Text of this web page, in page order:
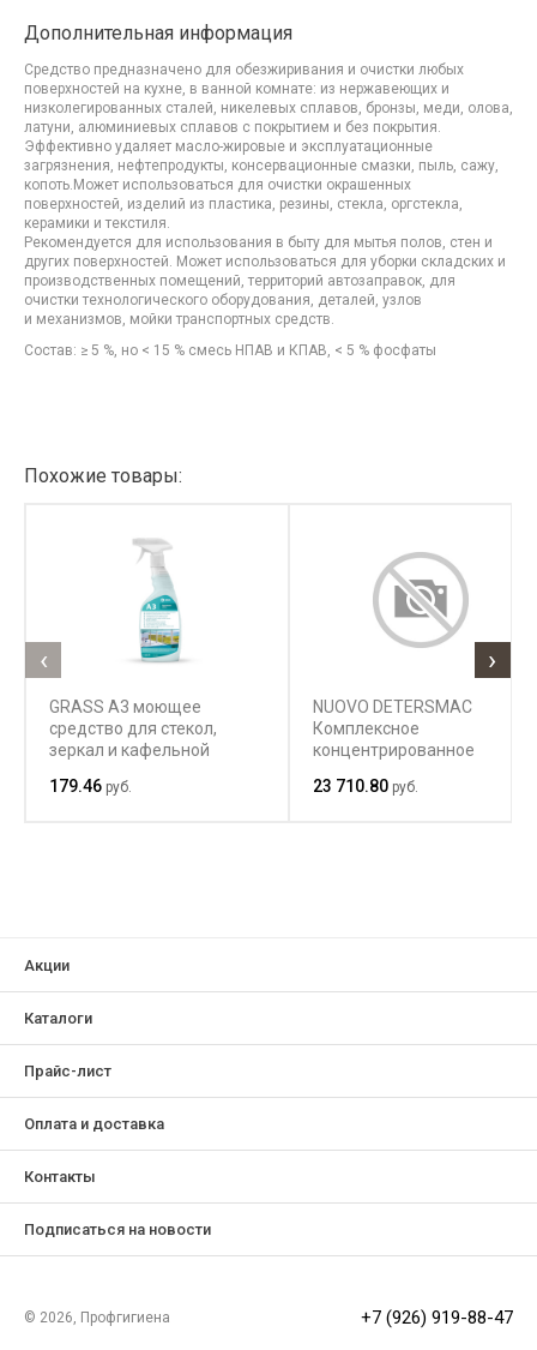
Дополнительная информация
Средство предназначено для обезжиривания и очистки любых
поверхностей на кухне, в ванной комнате: из нержавеющих и
низколегированных сталей, никелевых сплавов, бронзы, меди, олова,
латуни, алюминиевых сплавов с покрытием и без покрытия.
Эффективно удаляет масло-жировые и эксплуатационные
загрязнения, нефтепродукты, консервационные смазки, пыль, сажу,
копоть.Может использоваться для очистки окрашенных
поверхностей, изделий из пластика, резины, стекла, оргстекла,
керамики и текстиля.
Рекомендуется для использования в быту для мытья полов, стен и
других поверхностей. Может использоваться для уборки складских и
производственных помещений, территорий автозаправок, для
очистки технологического оборудования, деталей, узлов
и механизмов, мойки транспортных средств.
Состав: ≥ 5 %, но < 15 % смесь НПАВ и КПАВ, < 5 % фосфаты
Похожие товары:
GRASS A3 моющее
средство для стекол,
зеркал и кафельной
179.46 руб.
NUOVO DETERSMAC
Комплексное
концентрированное
белья на основе ПАВ с
23 710.80 руб.
‹ ›
Акции
Каталоги
Прайс-лист
Оплата и доставка
Контакты
Подписаться на новости
© 2026, Профгигиена +7 (926) 919-88-47